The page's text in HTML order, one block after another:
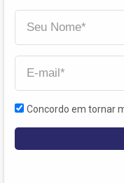
Concordo em tornar